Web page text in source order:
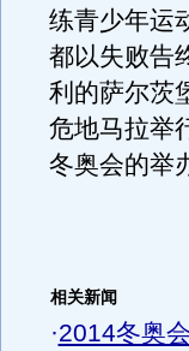
练青少年运
都以失败告
利的萨尔茨
危地马拉举
冬奥会的举
相关新闻
·2014冬奥